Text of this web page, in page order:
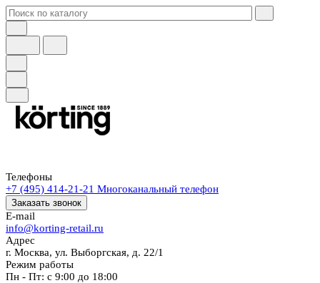
Телефоны
+7 (495) 414-21-21 Многоканальный телефон
Заказать звонок
E-mail
info@korting-retail.ru
Адрес
г. Москва, ул. Выборгская, д. 22/1
Режим работы
Пн - Пт: с 9:00 до 18:00